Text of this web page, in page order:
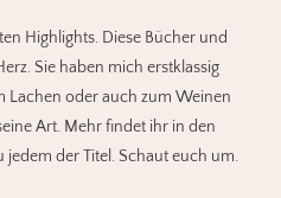
Highlights. Diese Bücher und
Sie haben mich erstklassig
Lachen oder auch zum Weinen
Art. Mehr findet ihr in den
der Titel. Schaut euch um.